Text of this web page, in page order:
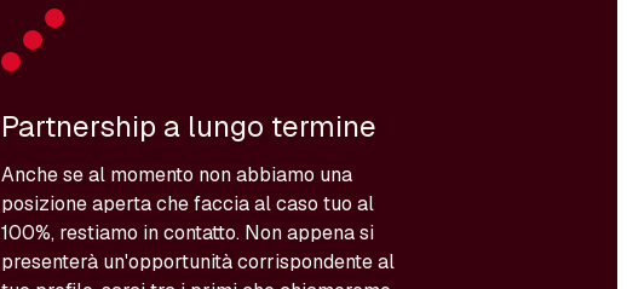
Partnership a lungo termine
Anche se al momento non abbiamo una
posizione aperta che faccia al caso tuo al
100%, restiamo in contatto. Non appena si
presenterà un'opportunità corrispondente al